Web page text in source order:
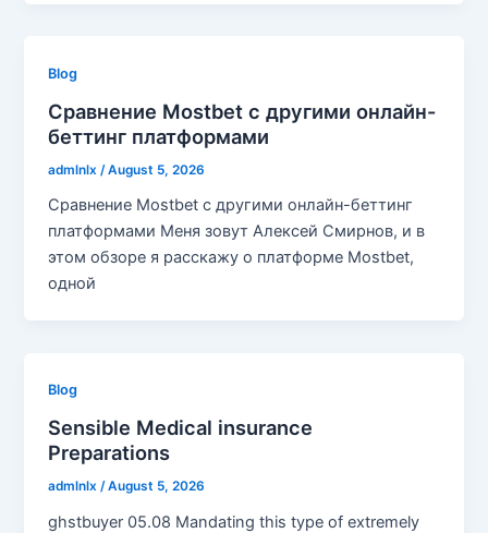
Blog
Сравнение Mostbet с другими онлайн-
беттинг платформами
admlnlx /August 5, 2026
Сравнение Mostbet с другими онлайн-беттинг
платформами Меня зовут Алексей Смирнов, и в
этом обзоре я расскажу о платформе Mostbet,
одной
Blog
Sensible Medical insurance
Preparations
admlnlx/August 5, 2026
ghstbuyer 05.08 Mandating this type of extremely